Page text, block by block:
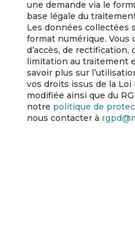
une demande via le
base légale du
Les données collectées
format numérique. Vous
d’accès, de rectification,
limitation au traitement
savoir plus sur
vos droits issus de la
modifiée ainsi que du
notre politique de
nous contacter à